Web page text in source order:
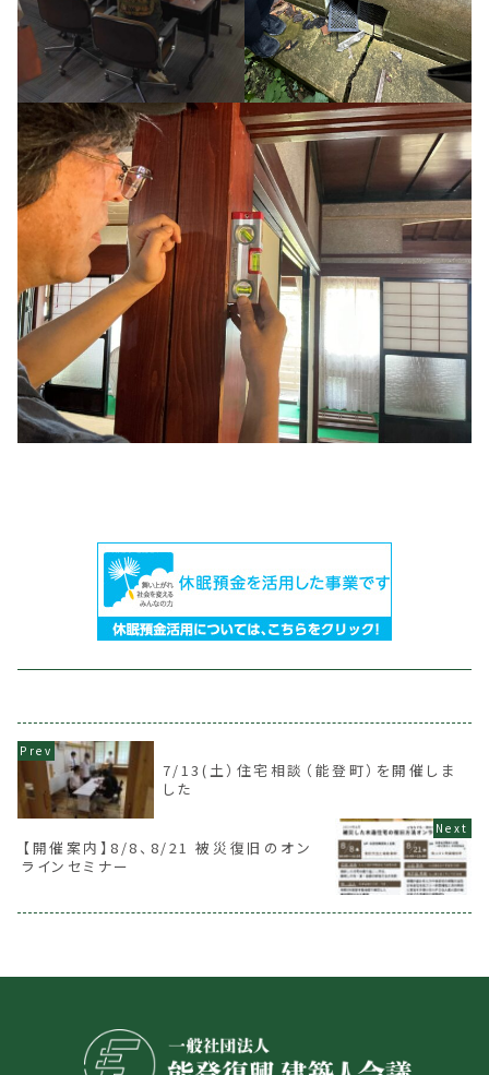
7/13(土）住宅相談（能登町）を開催しま
した
【開催案内】8/8、8/21 被災復旧のオン
ラインセミナー